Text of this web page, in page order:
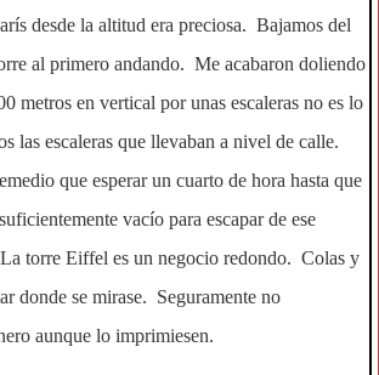
desde la altitud era preciosa. Bajamos del
al primero andando. Me acabaron doliendo
metros en vertical por unas escaleras no es lo
las escaleras que llevaban a nivel de calle.
que esperar un cuarto de hora hasta que
vacío para escapar de ese
torre Eiffel es un negocio redondo. Colas y
donde se mirase. Seguramente no
aunque lo imprimiesen.